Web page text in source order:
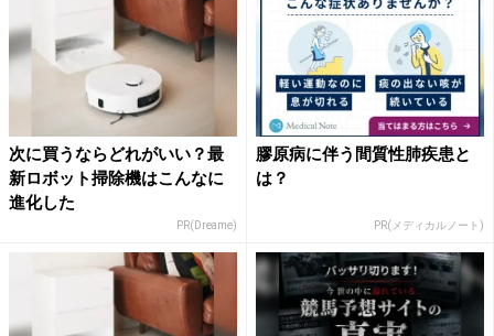
次に買うならどれがいい？最
新ロボット掃除機はこんなに
進化した
PR(Dreame)
膠原病に伴う間質性肺疾患と
は？
PR(メディカルノート)